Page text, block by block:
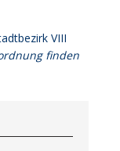
VIII
finden